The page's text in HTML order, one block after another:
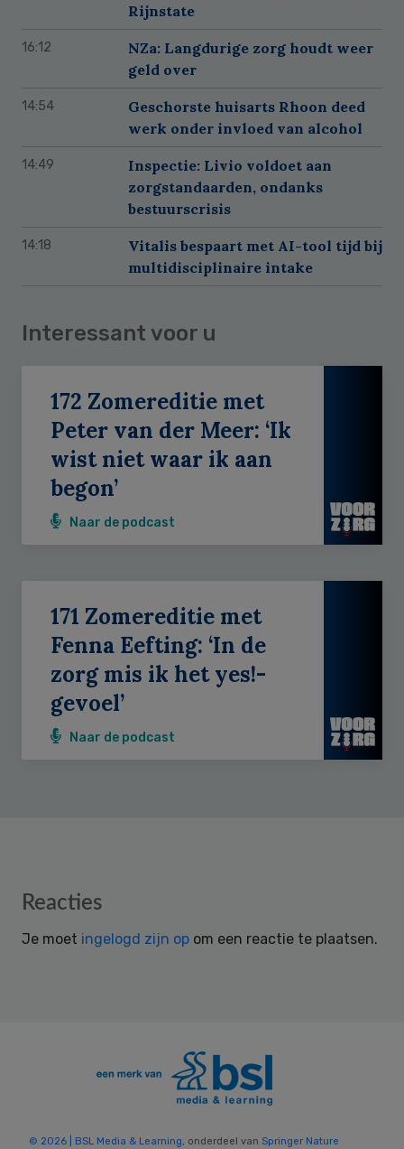
Rijnstate
16:12
NZa: Langdurige zorg houdt weer
geld over
14:54
Geschorste huisarts Rhoon deed
werk onder invloed van alcohol
14:49
Inspectie: Livio voldoet aan
zorgstandaarden, ondanks
bestuurscrisis
14:18
Vitalis bespaart met AI-tool tijd bij
multidisciplinaire intake
Interessant voor u
172 Zomereditie met
Peter van der Meer: ‘Ik
wist niet waar ik aan
begon’
Naar de podcast
171 Zomereditie met
Fenna Eefting: ‘In de
zorg mis ik het yes!-
gevoel’
Naar de podcast
Reader
Reacties
Je moet ingelogd zijn op om een reactie te plaatsen.
© 2026 | BSL Media & Learning, onderdeel van Springer Nature